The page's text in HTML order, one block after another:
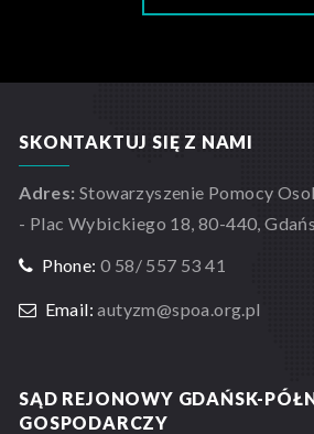
SKONTAKTUJ SIĘ Z NAMI
Adres: Stowarzyszenie Pomocy
- Plac Wybickiego 18, 80-440,
Phone: 0 58/ 557 53 41
Email: autyzm@spoa.org.pl
SĄD REJONOWY GDAŃSK-
GOSPODARCZY